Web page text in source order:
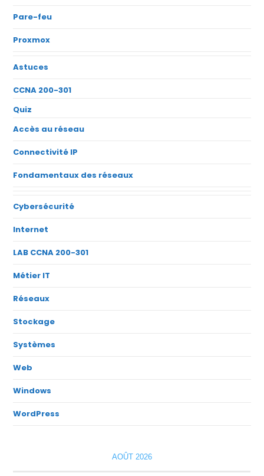
Pare-feu
Proxmox
Astuces
CCNA 200-301
Quiz
Accès au réseau
Connectivité IP
Fondamentaux des réseaux
Cybersécurité
Internet
LAB CCNA 200-301
Métier IT
Réseaux
Stockage
Systèmes
Web
Windows
WordPress
AOÛT 2026